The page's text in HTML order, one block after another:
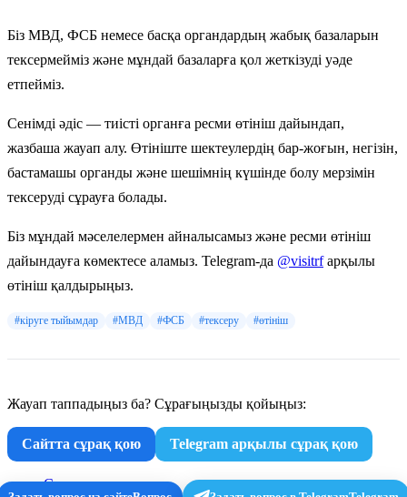
Біз МВД, ФСБ немесе басқа органдардың жабық базаларын
тексермейміз және мұндай базаларға қол жеткізуді уәде
етпейміз.
Сенімді әдіс — тиісті органға ресми өтініш дайындап,
жазбаша жауап алу. Өтініште шектеулердің бар-жоғын, негізін,
бастамашы органды және шешімнің күшінде болу мерзімін
тексеруді сұрауға болады.
Біз мұндай мәселелермен айналысамыз және ресми өтініш
дайындауға көмектесе аламыз. Telegram-да @visitrfарқылы
өтініш қалдырыңыз.
#кіруге тыйымдар #МВД #ФСБ #тексеру #өтініш
Жауап таппадыңыз ба? Сұрағыңызды қойыңыз:
Сайтта сұрақ қою Telegram арқылы сұрақ қою
Сұрақ